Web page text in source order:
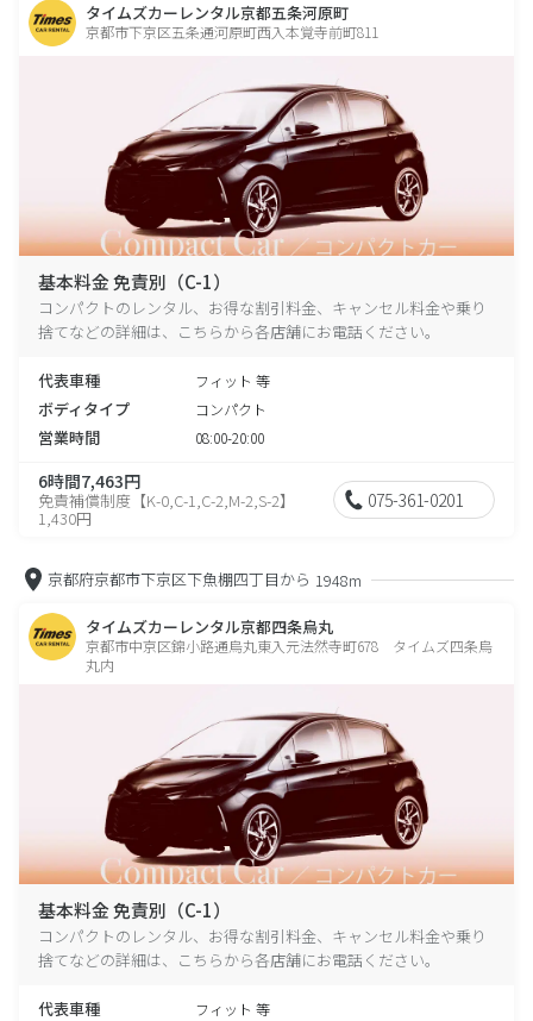
タイムズカーレンタル京都五条河原町
京都市下京区五条通河原町西入本覚寺前町811
基本料金 免責別（C-1）
コンパクトのレンタル、お得な割引料金、キャンセル料金や乗り
捨てなどの詳細は、こちらから各店舗にお電話ください。
代表車種 フィット 等
ボディタイプ コンパクト
営業時間 08:00-20:00
6時間7,463円
免責補償制度【K-0,C-1,C-2,M-2,S-2】
1,430円
075-361-0201
京都府京都市下京区下魚棚四丁目から 1948m
タイムズカーレンタル京都四条烏丸
京都市中京区錦小路通烏丸東入元法然寺町678 タイムズ四条烏
丸内
基本料金 免責別（C-1）
コンパクトのレンタル、お得な割引料金、キャンセル料金や乗り
捨てなどの詳細は、こちらから各店舗にお電話ください。
代表車種 フィット 等